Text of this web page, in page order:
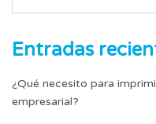
Entradas
¿Qué necesito para
empresarial?